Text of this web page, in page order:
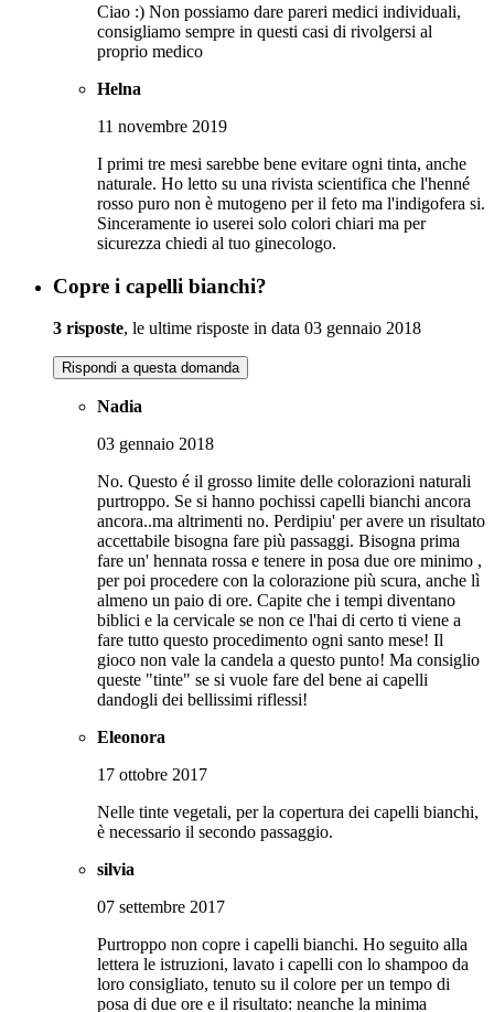
Ciao :) Non possiamo dare pareri medici individuali,
consigliamo sempre in questi casi di rivolgersi al
proprio medico
Helna
11 novembre 2019
I primi tre mesi sarebbe bene evitare ogni tinta, anche
naturale. Ho letto su una rivista scientifica che l'henné
rosso puro non è mutogeno per il feto ma l'indigofera si.
Sinceramente io userei solo colori chiari ma per
sicurezza chiedi al tuo ginecologo.
Copre i capelli bianchi?
3 risposte, le ultime risposte in data 03 gennaio 2018
Rispondi a questa domanda
Nadia
03 gennaio 2018
No. Questo é il grosso limite delle colorazioni naturali
purtroppo. Se si hanno pochissi capelli bianchi ancora
ancora..ma altrimenti no. Perdipiu' per avere un risultato
accettabile bisogna fare più passaggi. Bisogna prima
fare un' hennata rossa e tenere in posa due ore minimo ,
per poi procedere con la colorazione più scura, anche lì
almeno un paio di ore. Capite che i tempi diventano
biblici e la cervicale se non ce l'hai di certo ti viene a
fare tutto questo procedimento ogni santo mese! Il
gioco non vale la candela a questo punto! Ma consiglio
queste "tinte" se si vuole fare del bene ai capelli
dandogli dei bellissimi riflessi!
Eleonora
17 ottobre 2017
Nelle tinte vegetali, per la copertura dei capelli bianchi,
è necessario il secondo passaggio.
silvia
07 settembre 2017
Purtroppo non copre i capelli bianchi. Ho seguito alla
lettera le istruzioni, lavato i capelli con lo shampoo da
loro consigliato, tenuto su il colore per un tempo di
posa di due ore e il risultato: neanche la minima